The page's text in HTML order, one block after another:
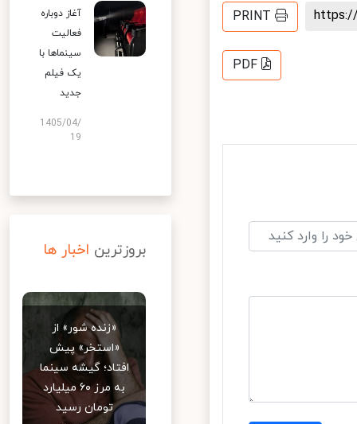
PRINT
PDF
آغاز دوباره
فعالیت
سینماها با
یک فیلم
جدید
1405/04/
19
بروزترین اخبار ها
«زنده شور» از
«استخر» پیش
افتاد؛ گیشه سینما
به مرز ۶۰ میلیارد
تومان رسید